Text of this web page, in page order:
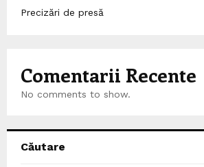
Precizări de presă
Comentarii Recente
No comments to show.
Căutare